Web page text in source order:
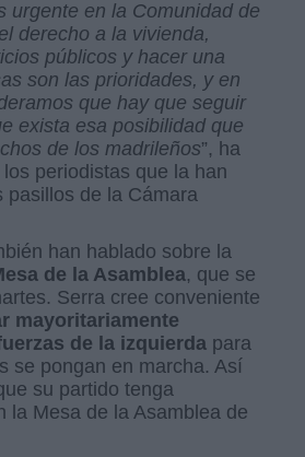
urgente en la Comunidad de
derecho a la vivienda,
públicos y hacer una
son las prioridades, y en
que hay que seguir
exista esa posibilidad que
de los madrileños”, ha
periodistas que la han
pasillos de la Cámara
han hablado sobre la
de la Asamblea, que se
Serra cree conveniente
mayoritariamente
de la izquierda para
se pongan en marcha. Así
su partido tenga
la Mesa de la Asamblea de